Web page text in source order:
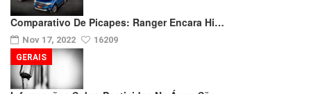
Comparativo De Picapes: Ranger Encara Hi…
Nov 17, 2022 16209
GERAIS